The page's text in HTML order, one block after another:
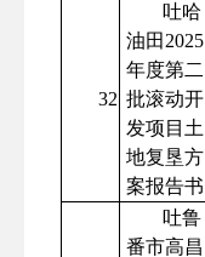
32
吐哈
油田2025
年度第二
批滚动开
发项目土
地复垦方
案报告书
吐鲁
番市高昌